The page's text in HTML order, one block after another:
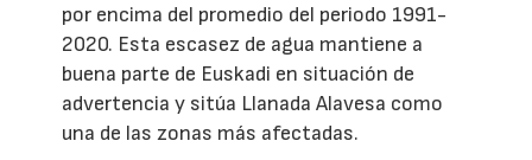
por encima del promedio del periodo 1991-
2020. Esta escasez de agua mantiene a
buena parte de Euskadi en situación de
advertencia y sitúa Llanada Alavesa como
una de las zonas más afectadas.